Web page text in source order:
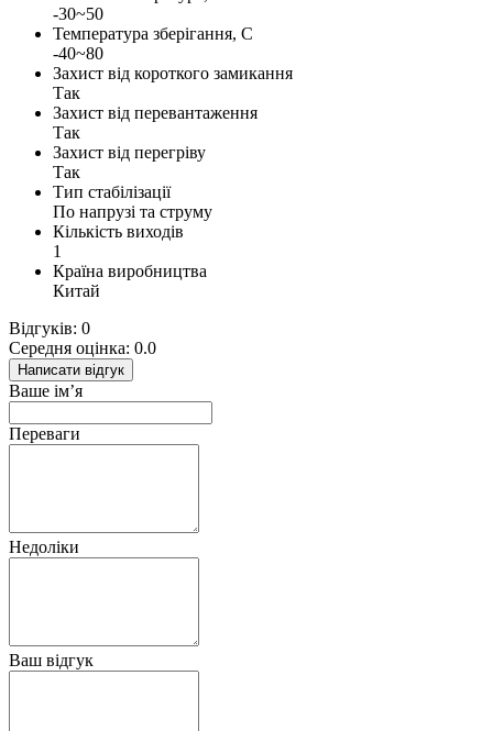
-30~50
Температура зберігання, С
-40~80
Захист від короткого замикання
Так
Захист від перевантаження
Так
Захист від перегріву
Так
Тип стабілізації
По напрузі та струму
Кількість виходів
1
Країна виробництва
Китай
Відгуків: 0
Середня оцінка: 0.0
Написати відгук
Ваше ім’я
Переваги
Недоліки
Ваш відгук